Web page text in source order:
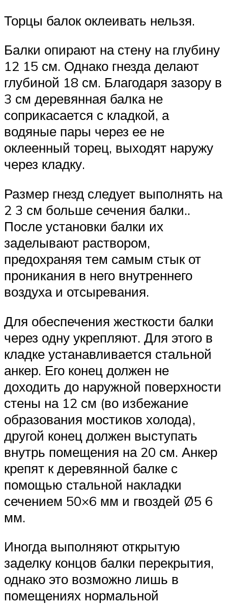
Торцы балок оклеивать нельзя.
Балки опирают на стену на глубину
12 15 см. Однако гнезда делают
глубиной 18 см. Благодаря зазору в
3 см деревянная балка не
соприкасается с кладкой, а
водяные пары через ее не
оклеенный торец, выходят наружу
через кладку.
Размер гнезд следует выполнять на
2 3 см больше сечения балки..
После установки балки их
заделывают раствором,
предохраняя тем самым стык от
проникания в него внутреннего
воздуха и отсыревания.
Для обеспечения жесткости балки
через одну укрепляют. Для этого в
кладке устанавливается стальной
анкер. Его конец должен не
доходить до наружной поверхности
стены на 12 см (во избежание
образования мостиков холода),
другой конец должен выступать
внутрь помещения на 20 см. Анкер
крепят к деревянной балке с
помощью стальной накладки
сечением 50×6 мм и гвоздей Ø5 6
мм.
Иногда выполняют открытую
заделку концов балки перекрытия,
однако это возможно лишь в
помещениях нормальной